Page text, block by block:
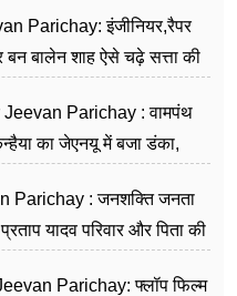
Parichay: इंजीनियर,रैपर
बन बालेन शाह ऐसे चढ़े सत्ता की
Parichay : वामपंथ
का जेएनयू में बजा डंका,
Parichay : जनशक्ति जनता
यादव परिवार और पिता की
Parichay: फ्लॉप फिल्म